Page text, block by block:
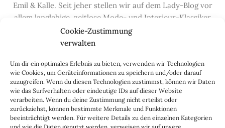
Cookie-Zustimmung
verwalten
Um dir ein optimales Erlebnis zu bieten, verwenden wir Technologien
wie Cookies, um Geräteinformationen zu speichern und/oder darauf
zuzugreifen. Wenn du diesen Technologien zustimmst, können wir Daten
wie das Surfverhalten oder eindeutige IDs auf dieser Website
verarbeiten. Wenn du deine Zustimmung nicht erteilst oder
zurückziehst, können bestimmte Merkmale und Funktionen
beeinträchtigt werden. Für weitere Details zu den einzelnen Kategorien
Emil & Kalle. Seit jeher stellen wir auf dem Lady-Blog vor
allem langlebige, zeitlose Mode- und Interieur-Klassiker
vor, die hochwertig verarbeitet und unter guten
Bedingungen hergestellt wurden – gerne „Made in
Handwerksberufe und kleine feine Firmen, denen wir
hier auf dem Blog eine Präsentationsfläche bieten, sowie
alle Dinge, die das Leben ein bisschen schöner machen.
Darüber hinaus legen wir großen Wert auf den
Austausch mit Euch, den Leserinnen – über die
Kommentarfunktion, dieLady-Frage, dieLove-List